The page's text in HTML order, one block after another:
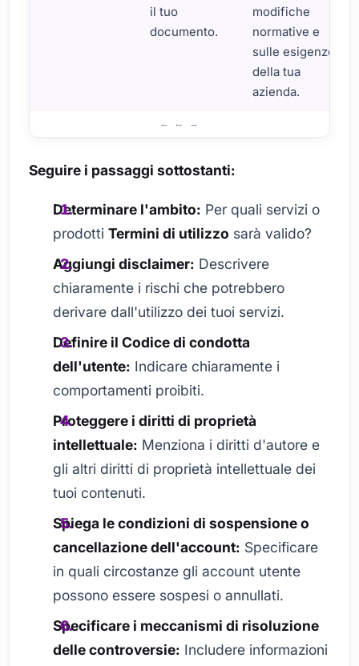
il tuo
documento.
modifiche
normative e
sulle esigenze
della tua
azienda.
Seguire i passaggi sottostanti:
Determinare l'ambito: Per quali servizi o
prodottiTermini di utilizzo sarà valido?
Aggiungi disclaimer: Descrivere
chiaramente i rischi che potrebbero
derivare dall'utilizzo dei tuoi servizi.
Definire il Codice di condotta
dell'utente: Indicare chiaramente i
comportamenti proibiti.
Proteggere i diritti di proprietà
intellettuale: Menziona i diritti d'autore e
gli altri diritti di proprietà intellettuale dei
tuoi contenuti.
Spiega le condizioni di sospensione o
cancellazione dell'account: Specificare
in quali circostanze gli account utente
possono essere sospesi o annullati.
Specificare i meccanismi di risoluzione
delle controversie: Includere informazioni